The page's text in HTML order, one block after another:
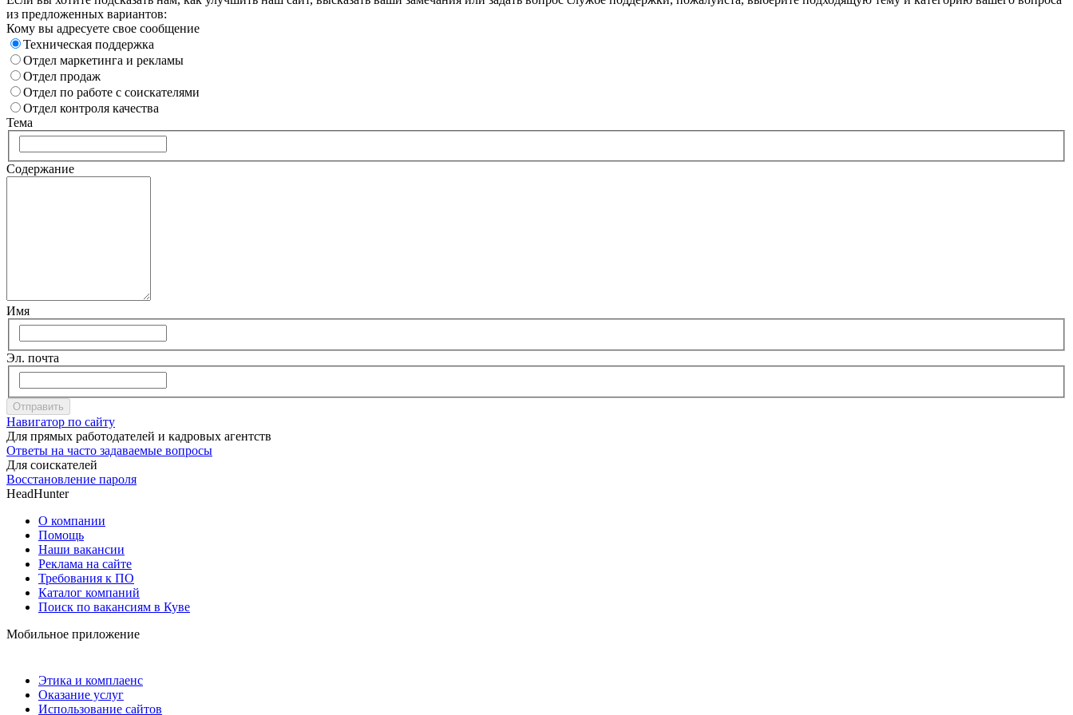
из предложенных вариантов:
Кому вы адресуете свое сообщение
Техническая поддержка
Отдел маркетинга и рекламы
Отдел продаж
Отдел по работе с соискателями
Отдел контроля качества
Тема
Содержание
Имя
Эл. почта
Отправить
Навигатор по сайту
Для прямых работодателей и кадровых агентств
Ответы на часто задаваемые вопросы
Для соискателей
Восстановление пароля
HeadHunter
О компании
Помощь
Наши вакансии
Реклама на сайте
Требования к ПО
Каталог компаний
Поиск по вакансиям в Куве
Мобильное приложение
Этика и комплаенс
Оказание услуг
Использование сайтов